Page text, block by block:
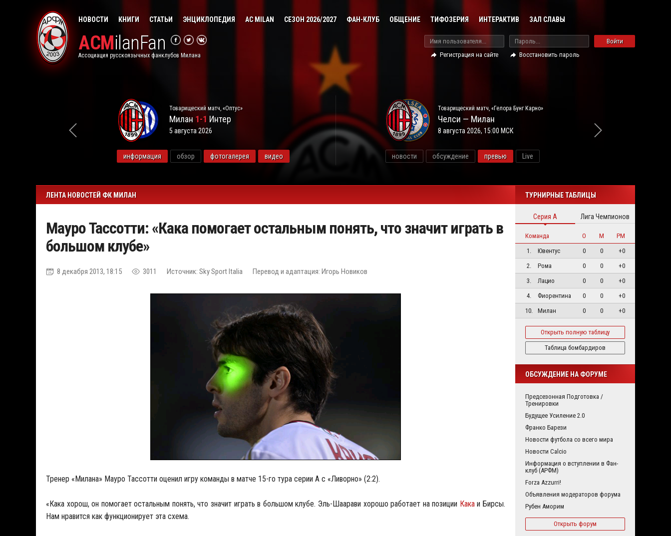
НОВОСТИ КНИГИ СТАТЬИ ЭНЦИКЛОПЕДИЯ AC MILAN СЕЗОН 2026/2027 ФАН-КЛУБ ОБЩЕНИЕ ТИФОЗЕРИЯ ИНТЕРАКТИВ ЗАЛ СЛАВЫ
ACMilanFan
Ассоциация русскоязычных фанклубов Милана
Войти
Регистрация на сайте
Восстановить пароль
Товарищеский матч, «Оптус»
Милан 1-1 Интер
5 августа 2026
информация обзор фотогалерея видео
Товарищеский матч, «Гелора Бунг Карно»
Челси — Милан
8 августа 2026, 15:00 МСК
новости обсуждение превью Live
ЛЕНТА НОВОСТЕЙ ФК МИЛАН
Мауро Тассотти: «Кака помогает остальным понять, что значит играть в
большом клубе»
8 декабря 2013, 18:15 3011 Источник: Sky Sport Italia Перевод и адаптация: Игорь Новиков
Тренер «Милана» Мауро Тассотти оценил игру команды в матче 15-го тура серии А с «Ливорно» (2:2).
«Кака хорош, он помогает остальным понять, что значит играть в большом клубе. Эль-Шаарави хорошо работает на позиции Какаи Бирсы.
Нам нравится как функционирует эта схема.
ТУРНИРНЫЕ ТАБЛИЦЫ
Серия А Лига Чемпионов
Команда О М
РМ
1.
Ювентус 0 0
+0
2.
Рома 0 0
+0
3.
Лацио 0 0
+0
4.
Фиорентина 0 0
+0
10.
Милан 0 0 +0
Открыть полную таблицу
Таблица бомбардиров
ОБСУЖДЕНИЕ НА ФОРУМЕ
Предсезонная Подготовка /
Тренировки
Будущее Усиление 2.0
Франко Барези
Новости футбола со всего мира
Новости Calcio
Информация о вступлении в Фан-
клуб (АРФМ)
Forza Azzurri!
Объявления модераторов форума
Рубен Аморим
Открыть форум